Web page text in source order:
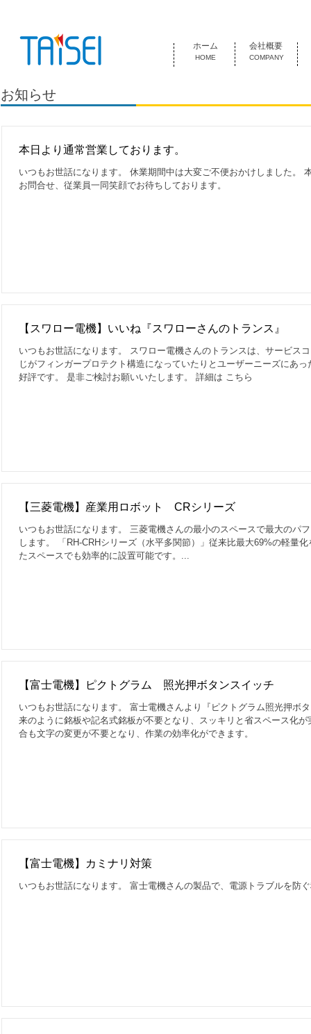
HOME COMPANY
ホーム 会社概要
お知らせ
本日より通常営業しております。
いつもお世話になります。 休業期間中は大変ご不便おかけしました。
お問合せ、従業員一同笑顔でお待ちしております。
【スワロー電機】いいね『スワローさんのトランス』
いつもお世話になります。 スワロー電機さんのトランスは、サービス
じがフィンガープロテクト構造になっていたりとユーザーニーズにあ
好評です。 是非ご検討お願いいたします。 詳細は こちら
【三菱電機】産業用ロボット CRシリーズ
いつもお世話になります。 三菱電機さんの最小のスペースで最大のパ
します。 「RH-CRHシリーズ（水平多関節）」従来比最大69%の軽量
たスペースでも効率的に設置可能です。...
【富士電機】ピクトグラム 照光押ボタンスイッチ
いつもお世話になります。 富士電機さんより『ピクトグラム照光押ボ
来のように銘板や記名式銘板が不要となり、スッキリと省スペース化
合も文字の変更が不要となり、作業の効率化ができます。
【富士電機】カミナリ対策
いつもお世話になります。 富士電機さんの製品で、電源トラブルを防